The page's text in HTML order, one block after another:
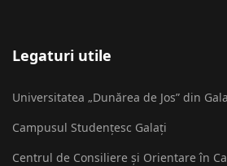
Legaturi utile
Universitatea „Dunărea de Jos” din
Campusul Studențesc Galați
Centrul de Consiliere și Orientare în